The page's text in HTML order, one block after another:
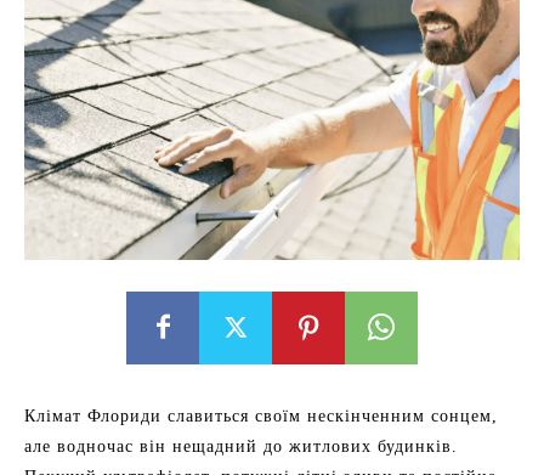
Клімат Флориди славиться своїм нескінченним сонцем,
але водночас він нещадний до житлових будинків.